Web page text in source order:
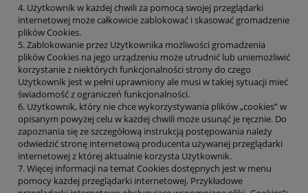
4. Użytkownik w każdej chwili za pomocą swojej przeglądarki
internetowej może całkowicie zablokować i skasować gromadzenie
plików Cookies.
5. Zablokowanie przez Użytkownika możliwości gromadzenia
plików Cookies na jego urządzeniu może utrudnić lub uniemożliwić
korzystanie z niektórych funkcjonalności strony do czego
Użytkownik jest w pełni uprawniony ale musi w takiej sytuacji mieć
świadomość z ograniczeń funkcjonalności.
6. Użytkownik, który nie chce wykorzystywania plików „cookies” w
opisanym powyżej celu w każdej chwili może usunąć je ręcznie. Do
zapoznania się ze szczegółową instrukcją postępowania należy
odwiedzić stronę internetową producenta używanej przeglądarki
internetowej z której aktualnie korzysta Użytkownik.
7. Więcej informacji na temat Cookies dostępnych jest w menu
pomocy każdej przeglądarki internetowej. Przykładowe